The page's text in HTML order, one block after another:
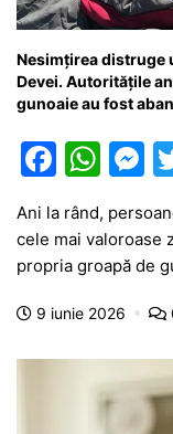
Nesimțirea distruge
Devei. Autoritățile
gunoaie au fost
F
c
e
b
o
W
at
s
A
p
p
s
s
e
n
g
Ani la rând,
cele mai valoroase
propria groapă de
9 iunie 2026